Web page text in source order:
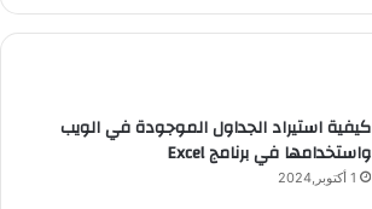
كيفية استيراد الجداول الموجودة في الويب
واستخدامها في برنامج Excel
1 أكتوبر,2024